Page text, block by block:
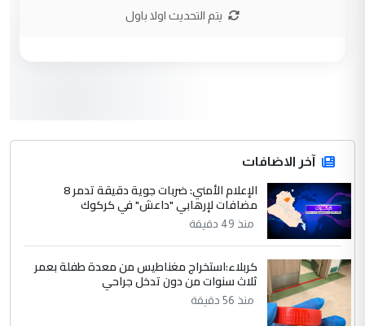
صلاح مهدي حسن
التعليق : صلاح مهدي حسن ...
الموضوع :
هيئة الحج تصدر قرارا يخص "لم الشمل"
وتعديل استمارة قرعة الحج
صلاح مهدي حسن
التعليق : صلاح مهدي حسن ...
يتم التحديث اولا باول
آخر الاضافات
الإعلام الأمني: ضربات جوية دقيقة تدمر 8
مضافات لإرهابي "داعش" في كركوك
منذ 49 دقيقة
كربلاء:استخراج مغناطيس من معدة طفلة بعمر
ثلاث سنوات من دون تدخل جراحي
منذ 56 دقيقة